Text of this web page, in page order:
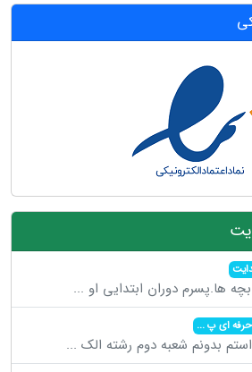
ها.پسرم دوران ابتدایی او ...
حرفه ای پ...
بدونم شعبه دوم رشته الک ...